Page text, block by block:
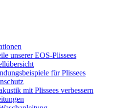
unserer EOS-Plissees
für Plissees
mit Plissees verbessern